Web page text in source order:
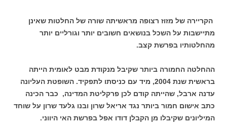
הקריירה של מזוז רצופה מראשיתה שורה של החלטות שאינן
מתיישבות על השכל בנושאים חשובים יותר וגורליים יותר
מהחלטותיו בפרשת קצב.
ההחלטה החמורה ביותר שקיבל מנקודת מבט לאומית הייתה
בראשית שנת 2004, מיד עם כניסתו לתפקיד. השופטת העליונה
עדנה ארבל, שהייתה קודם לכן פרקליטת המדינה, כבר הכינה
כתב אישום חמור ביותר נגד אריאל שרון ובנו גלעד שרון על שוחד
המיליונים שקיבלו מן הקבלן דודו אפל בפרשת האי היווני.